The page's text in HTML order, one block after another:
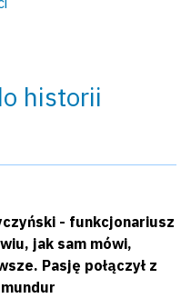
historii
- funkcjonariusz
jak sam mówi,
Pasję połączył z